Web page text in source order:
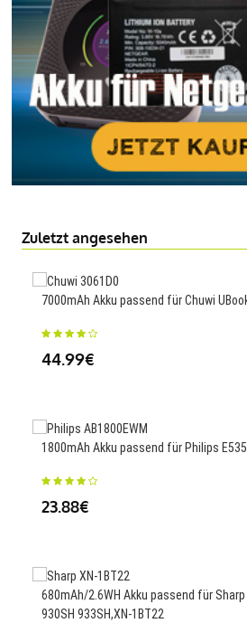
Zuletzt angesehen
7000mAh Akku passend für Chuwi
44.99€
1800mAh Akku passend für Philips
23.88€
680mAh/2.6WH Akku passend für Sharp
930SH 933SH,XN-1BT22